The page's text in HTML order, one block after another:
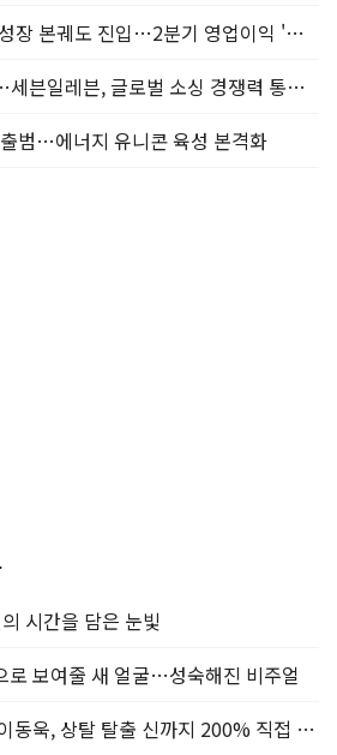
LG유플러스, AIDC 성장 본궤도 진입…2분기 영업이익 '역대 최대'
해외 먹거리 ‘불티’…세븐일레븐, 글로벌 소싱 경쟁력 통했다
범…에너지 유니콘 육성 본격화
시간을 담은 눈빛
로 보여줄 새 얼굴…성숙해진 비주얼
'액션 가이' 재탄생 이동욱, 상탈 탈출 신까지 200% 직접 소화